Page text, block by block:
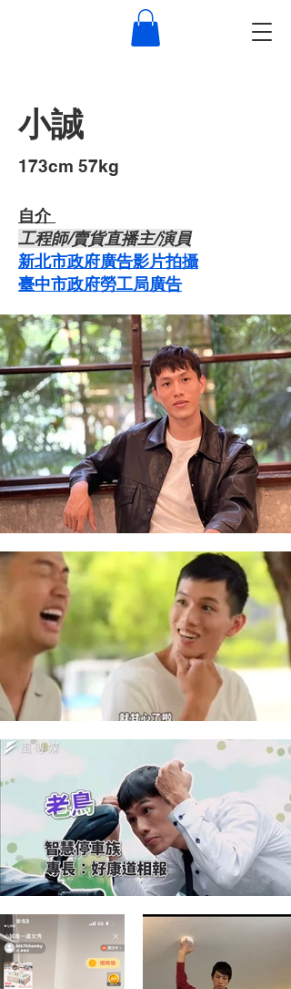
小誠
​173cm 57kg
自介 ​
​工程師/賣貨直播主/演員
新北市政府廣告影片拍攝
臺中市政府勞工局廣告